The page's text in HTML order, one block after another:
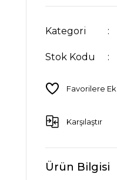
Kategori
Stok Kodu
Karşılaştır
Ürün Bilgisi